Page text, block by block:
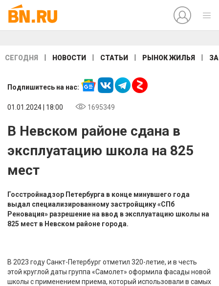
СЕГОДНЯ НОВОСТИ СТАТЬИ РЫНОК ЖИЛЬЯ
Подпишитесь на нас:
01.01.2024 | 18:00 1695349
В Невском районе сдана в
эксплуатацию школа на 825
мест
Госстройнадзор Петербурга в конце минувшего года
выдал специализированному застройщику «СПб
Реновация» разрешение на ввод в эксплуатацию школы на
825 мест в Невском районе города.
В 2023 году Санкт-Петербург отметил 320-летие, и в честь
этой круглой даты группа «Самолет» оформила фасады новой
школы с применением приема, который использовали в самых